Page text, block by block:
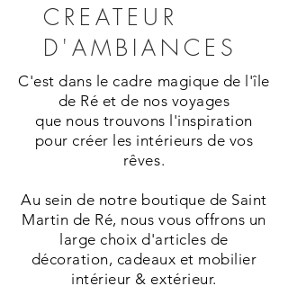
CREATEUR
D'AMBIANCES
C'est dans le cadre magique de l'île
de Ré et de nos voyages
que nous trouvons l'inspiration
pour créer les intérieurs de vos
rêves.
Au sein de notre boutique de Saint
Martin de Ré, nous vous offrons un
large choix d'articles de
décoration, cadeaux et mobilier
intérieur & extérieur.